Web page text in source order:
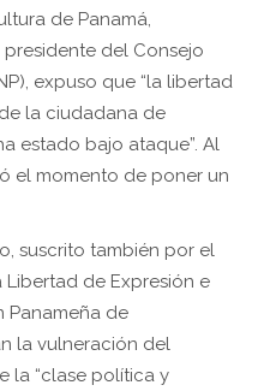
de Panamá,
del Consejo
expuso que “la libertad
la ciudadana de
estado bajo ataque”. Al
el momento de poner un
suscrito también por el
Libertad de Expresión e
Panameña de
la vulneración del
la “clase política y